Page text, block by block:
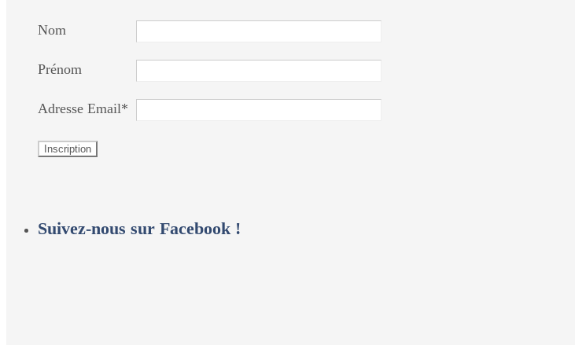
Nom
Prénom
Adresse Email*
Suivez-nous sur Facebook !